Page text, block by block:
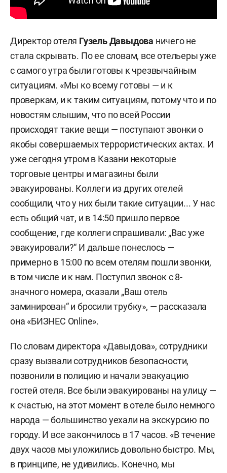
Директор отеля Гузель Давыдова ничего не
стала скрывать. По ее словам, все отельеры уже
с самого утра были готовы к чрезвычайным
ситуациям. «Мы ко всему готовы — и к
проверкам, и к таким ситуациям, потому что и по
новостям слышим, что по всей России
происходят такие вещи — поступают звонки о
якобы совершаемых террористических актах. И
уже сегодня утром в Казани некоторые
торговые центры и магазины были
эвакуированы. Коллеги из других отелей
сообщили, что у них были такие ситуации... У нас
есть общий чат, и в 14:50 пришло первое
сообщение, где коллеги спрашивали: „Вас уже
эвакуировали?“ И дальше понеслось —
примерно в 15:00 по всем отелям пошли звонки,
в том числе и к нам. Поступил звонок с 8-
значного номера, сказали „Ваш отель
заминирован“ и бросили трубку», — рассказала
она «БИЗНЕС Online».
По словам директора «Давыдова», сотрудники
сразу вызвали сотрудников безопасности,
позвонили в полицию и начали эвакуацию
гостей отеля. Все были эвакуированы на улицу —
к счастью, на этот момент в отеле было немного
народа — большинство уехали на экскурсию по
городу. И все закончилось в 17 часов. «В течение
двух часов мы уложились довольно быстро. Мы,
в принципе, не удивились. Конечно, мы